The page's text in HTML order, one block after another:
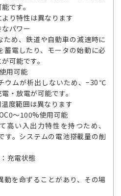
です。
り特性は異なります
パワー
め、鉄道や自動車の減速時に
蓄電したり、モータの始動に必
可能です。
用可能
ウムが析出しないため、−30℃
・放電が可能です。
度範囲は異なります
～100%使用可能
高い入出力特性を持つため、
す。システムの電池搭載量の削
充電状態
を命ずることがあり、その場